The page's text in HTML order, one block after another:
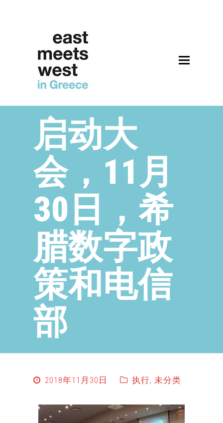
启动大
会，11月
30日，希
腊数字政
策和电信
部
2018年11月30日 执行,未分类